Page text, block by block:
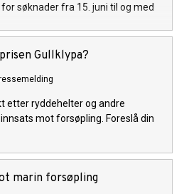
søknader fra 15. juni til og med
Gullklypa?
etter ryddehelter og andre
mot forsøpling. Foreslå din
marin forsøpling